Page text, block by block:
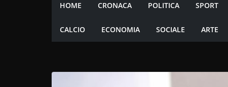
HOME CRONACA POLITICA SPORT
CALCIO ECONOMIA SOCIALE ARTE